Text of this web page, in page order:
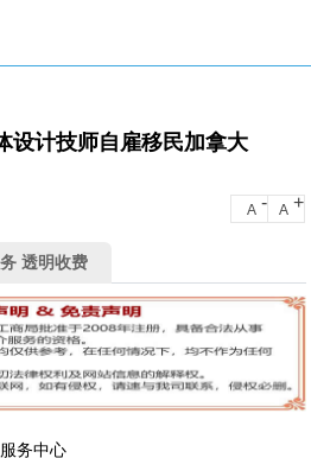
设计技师自雇移民加拿大
A - A +
透明收费
务中心